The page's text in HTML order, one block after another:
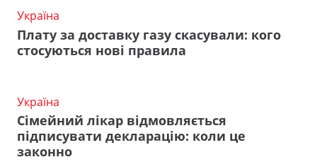
Україна
Плату за доставку газу скасували: кого
стосуються нові правила
Україна
Сімейний лікар відмовляється
підписувати декларацію: коли це
законно